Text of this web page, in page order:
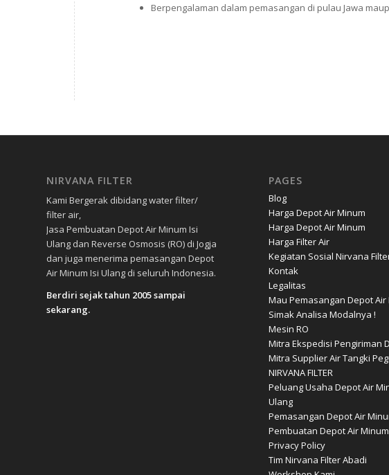
Berpengalaman dalam pemasangan di pulau Jawa
NIRVANA FILTER
Kami Bergerak dibidang water filter/
filter air,
Jasa Pembuatan Depot Air Minum Isi
Ulang dan Reverse Osmosis (RO) di Jogja
dan juga menerima pemasangan Depot
Air Minum Isi Ulang di seluruh Indonesia.
Berdiri sejak tahun 2005 sampai
sekarang.
PAGES
Blog
Harga Depot Air Minum
Harga Depot Air Minum
Harga Filter Air
Kegiatan Sosial Nirvana
Kontak
Legalitas
Mau Pemasangan Depot Air
Simak Analisa Modalnya !
Mesin RO
Mitra Ekspedisi Pengiriman
Mitra Supplier Air Tangki
NIRVANA FILTER
Peluang Usaha Depot Air
Ulang
Pemasangan Depot Air
Pembuatan Depot Air Minum
Privacy Policy
Tim Nirvana Filter Abadi